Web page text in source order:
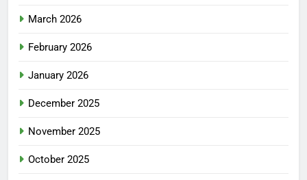
March 2026
February 2026
January 2026
December 2025
November 2025
October 2025